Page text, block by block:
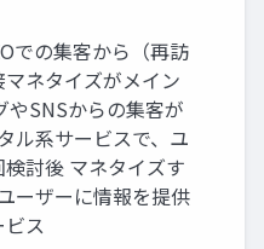
の集客から（再訪
ネタイズがメイン
SNSからの集客が
ル系サービスで、ユ
討後 マネタイズす
ーザーに情報を提供
ス